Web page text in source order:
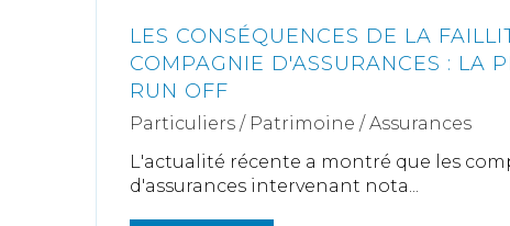
LES CONSÉQUENCES DE LA
COMPAGNIE D'ASSURANCES : LA
RUN OFF
Particuliers / Patrimoine / Assurances
L'actualité récente a montré que les
d'assurances intervenant nota...